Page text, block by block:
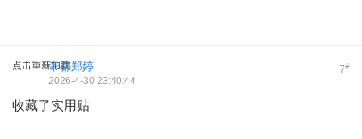
点击重新加载 7#
帝都郑婷
2026-4-30 23:40:44
收藏了实用贴